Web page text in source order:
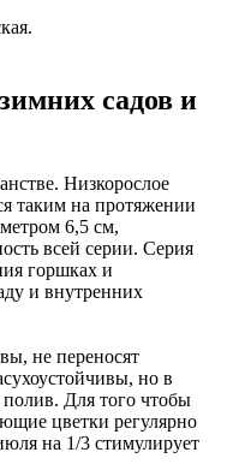
садов и
Низкорослое
таким на протяжении
6,5 см,
всей серии. Серия
горшках и
и внутренних
не переносят
но в
Для того чтобы
цветки регулярно
на 1/3 стимулирует